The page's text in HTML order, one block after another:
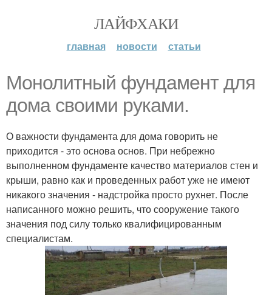
ЛАЙФХАКИ
главная новости статьи
Монолитный фундамент для
дома своими руками.
О важности фундамента для дома говорить не
приходится - это основа основ. При небрежно
выполненном фундаменте качество материалов стен и
крыши, равно как и проведенных работ уже не имеют
никакого значения - надстройка просто рухнет. После
написанного можно решить, что сооружение такого
значения под силу только квалифицированным
специалистам.